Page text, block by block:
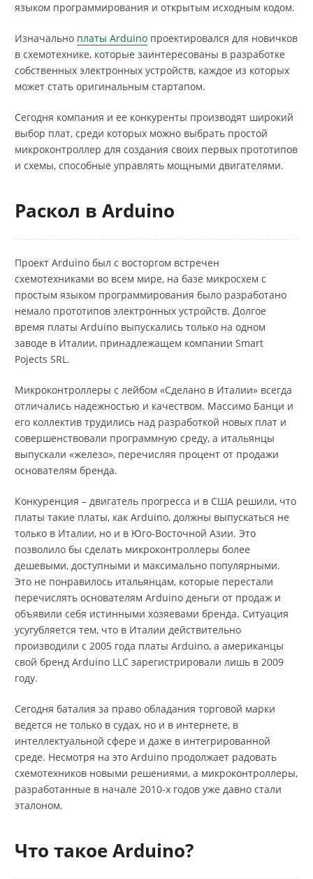
языком программирования и открытым исходным кодом.
Изначально платы Arduino проектировался для новичков
в схемотехнике, которые заинтересованы в разработке
собственных электронных устройств, каждое из которых
может стать оригинальным стартапом.
Сегодня компания и ее конкуренты производят широкий
выбор плат, среди которых можно выбрать простой
микроконтроллер для создания своих первых прототипов
и схемы, способные управлять мощными двигателями.
Раскол в Arduino
Проект Arduino был с восторгом встречен
схемотехниками во всем мире, на базе микросхем с
простым языком программирования было разработано
немало прототипов электронных устройств. Долгое
время платы Arduino выпускались только на одном
заводе в Италии, принадлежащем компании Smart
Pojects SRL.
Микроконтроллеры с лейбом «Сделано в Италии» всегда
отличались надежностью и качеством. Массимо Банци и
его коллектив трудились над разработкой новых плат и
совершенствовали программную среду, а итальянцы
выпускали «железо», перечисляя процент от продажи
основателям бренда.
Конкуренция – двигатель прогресса и в США решили, что
платы такие платы, как Arduino, должны выпускаться не
только в Италии, но и в Юго-Восточной Азии. Это
позволило бы сделать микроконтроллеры более
дешевыми, доступными и максимально популярными.
Это не понравилось итальянцам, которые перестали
перечислять основателям Arduino деньги от продаж и
объявили себя истинными хозяевами бренда. Ситуация
усугубляется тем, что в Италии действительно
производили с 2005 года платы Arduino, а американцы
свой бренд Arduino LLC зарегистрировали лишь в 2009
году.
Сегодня баталия за право обладания торговой марки
ведется не только в судах, но и в интернете, в
интеллектуальной сфере и даже в интегрированной
среде. Несмотря на это Arduino продолжает радовать
схемотехников новыми решениями, а микроконтроллеры,
разработанные в начале 2010-х годов уже давно стали
эталоном.
Что такое Arduino?